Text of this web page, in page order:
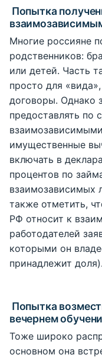
Попытка
Многие россияне
родственников:
или детей. Часть
просто для
договоры. Однако
предоставлять по
имущественные
включать в
процентов по
взаимозависимых
также отметить,
РФ относит к
работодателей
которыми он
принадлежит доля).
Попытка
вечернем
Тоже широко
основном она